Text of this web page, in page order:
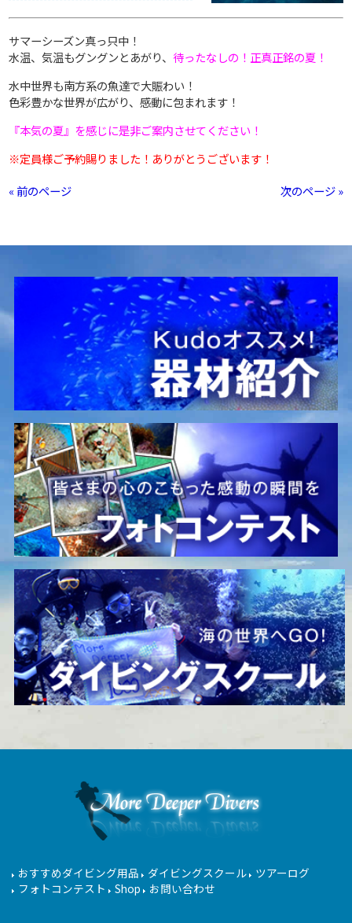
サマーシーズン真っ只中！
水温、気温もグングンとあがり、 待ったなしの！正真正銘の夏！
水中世界も南方系の魚達で大賑わい！
色彩豊かな世界が広がり、感動に包まれます！
『本気の夏』を感じに是非ご案内させてください！
※定員様ご予約賜りました！ありがとうございます！
« 前のページ
次のページ »
おすすめダイビング用品 ダイビングスクール ツアーログ
フォトコンテスト
Shop お問い合わせ